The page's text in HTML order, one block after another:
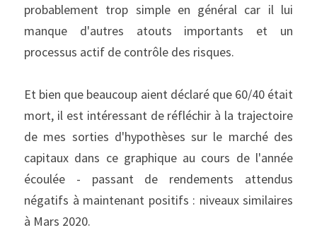
probablement trop simple en général car il lui
manque d'autres atouts importants et un
processus actif de contrôle des risques.
Et bien que beaucoup aient déclaré que 60/40 était
mort, il est intéressant de réfléchir à la trajectoire
de mes sorties d'hypothèses sur le marché des
capitaux dans ce graphique au cours de l'année
écoulée - passant de rendements attendus
négatifs à maintenant positifs : niveaux similaires
à Mars 2020.